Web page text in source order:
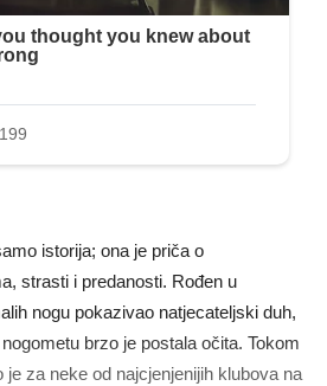
istorija; ona je priča o
strasti i predanosti. Rođen u
nogu pokazivao natjecateljski duh,
brzo je postala očita. Tokom
za neke od najcjenjenijih klubova na